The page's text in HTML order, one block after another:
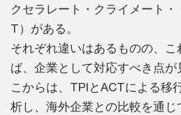
クセラレート・クライメート
T）がある。
それぞれ違いはあるものの、
ば、企業として対応すべき点が
こからは、TPIとACTによる移
析し、海外企業との比較を通